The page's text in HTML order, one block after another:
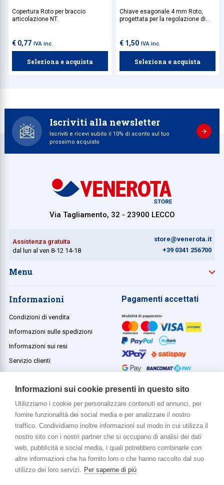
Copertura Roto per braccio
articolazione NT.
€ 0,77 IVA inc.
Seleziona e acquista
Chiave esagonale 4 mm Roto,
progettata per la regolazione di
€ 1,50 IVA inc.
Seleziona e acquista
Iscriviti alla newsletter
Iscriviti e ricevi subito il 10% di sconto sul tuo
prossimo acquisto
Via Tagliamento, 32 - 23900 LECCO
Assistenza gratuita
dal lun al ven 8-12 14-18
store@venerota.it
+39 0341 256700
Menu
Informazioni
Condizioni di vendita
Informazioni sulle spedizioni
Informazioni sui resi
Servizio clienti
Pagamenti accettati
Di più su di noi
www.venerota.it
Informazioni sui cookie presenti in questo sito
Utilizziamo i cookie per personalizzare contenuti ed annunci, per
fornire funzionalità dei social media e per analizzare il nostro
traffico. Condividiamo inoltre informazioni sul modo in cui utilizza il
nostro sito con i nostri partner che si occupano di analisi dei dati
web, pubblicità e social media, i quali potrebbero combinarle con
altre informazioni che ha fornito loro o che hanno raccolto dal suo
utilizzo dei loro servizi. Per saperne di più